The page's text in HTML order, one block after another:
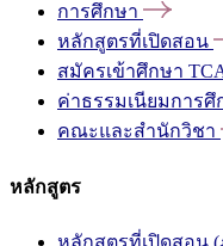
การศึกษา
หลักสูตรที่เปิดสอน
สมัครเข้าศึกษา
ค่าธรรมเนียมการศึ
คณะและสำนักวิชา
หลักสูตร
หลักสูตรที่เปิดสอน